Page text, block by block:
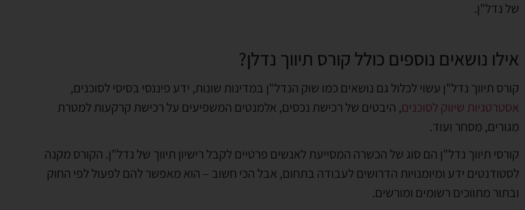
של נדל"ן.
אילו נושאים נוספים כולל קורס תיווך נדלן?
קורס תיווך נדל"ן עשוי לכלול גם נושאים כמו שוק הנדל"ן במדינות שונות, ידע פיננסי בסיסי לסוכנים,
אסטרטגיות שיווק לסוכנים, היבטים של רכישת נכסים, אלמנטים המשפיעים על רכישת קרקעות למטרת
מגורים, מסחר ועוד.
קורסי תיווך נדל"ן הם סוג של הכשרה המסייעת לאנשים פרטיים לקבל רישיון תיווך של נדל"ן. הקורס מקנה
לסטודנטים ידע ומיומנויות הדרושים לעבודה בתחום, אבל הכי חשוב – הוא מאפשר להם לפעול לפי החוק
ובתור מתווכים רשומים ומורשים.